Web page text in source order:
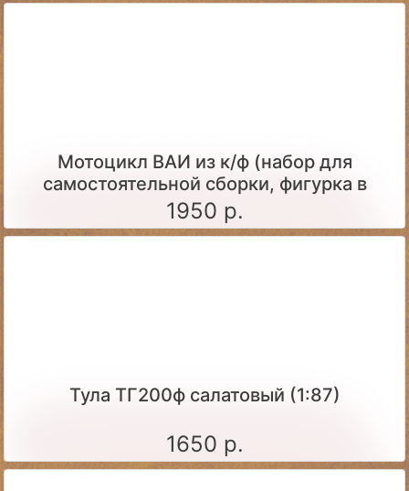
Мотоцикл ВАИ из к/ф (набор для
самостоятельной сборки, фигурка в
комплекте)
1950 р.
Тула ТГ200ф салатовый (1:87)
1650 р.